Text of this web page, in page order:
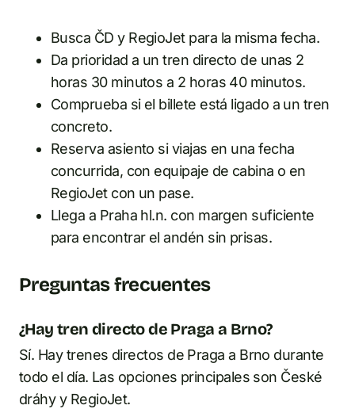
Busca ČD y RegioJet para la misma fecha.
Da prioridad a un tren directo de unas 2
horas 30 minutos a 2 horas 40 minutos.
Comprueba si el billete está ligado a un tren
concreto.
Reserva asiento si viajas en una fecha
concurrida, con equipaje de cabina o en
RegioJet con un pase.
Llega a Praha hl.n. con margen suficiente
para encontrar el andén sin prisas.
Preguntas frecuentes
¿Hay tren directo de Praga a Brno?
Sí. Hay trenes directos de Praga a Brno durante
todo el día. Las opciones principales son České
dráhy y RegioJet.